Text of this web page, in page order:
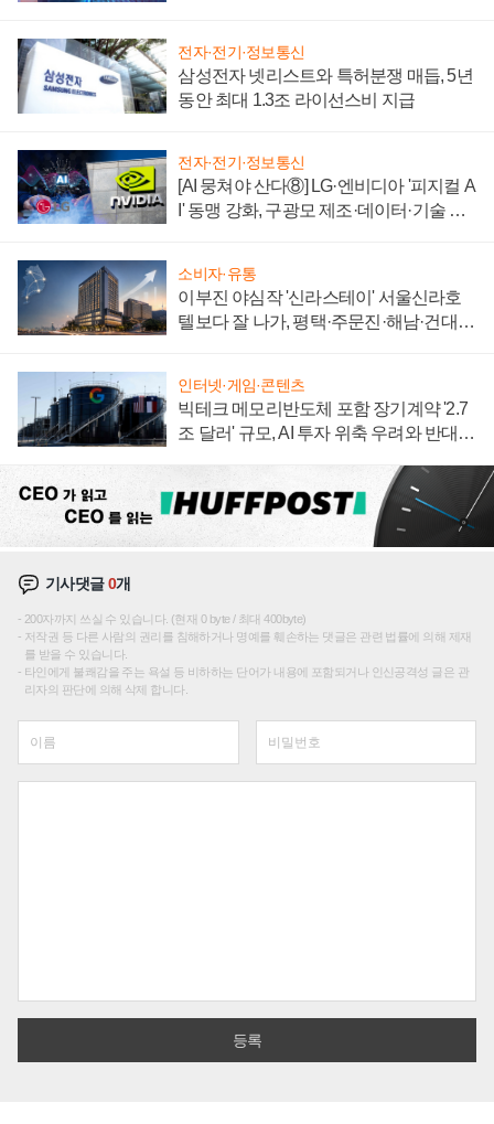
전자·전기·정보통신
삼성전자 넷리스트와 특허분쟁 매듭, 5년
동안 최대 1.3조 라이선스비 지급
전자·전기·정보통신
[AI 뭉쳐야 산다⑧] LG·엔비디아 '피지컬 A
I' 동맹 강화, 구광모 제조·데이터·기술 결
소비자·유통
이부진 야심작 '신라스테이' 서울신라호
텔보다 잘 나가, 평택·주문진·해남·건대로
인터넷·게임·콘텐츠
빅테크 메모리반도체 포함 장기계약 '2.7
조 달러' 규모, AI 투자 위축 우려와 반대
기사댓글0개
200자까지 쓰실 수 있습니다. (현재 0 byte / 최대 400byte)
저작권 등 다른 사람의 권리를 침해하거나 명예를 훼손하는 댓글은 관련 법률에 의해 제재
를 받을 수 있습니다.
타인에게 불쾌감을 주는 욕설 등 비하하는 단어가 내용에 포함되거나 인신공격성 글은 관
리자의 판단에 의해 삭제 합니다.